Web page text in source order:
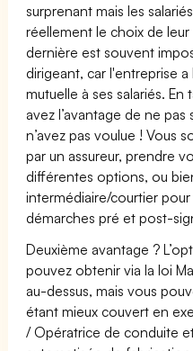
surprenant mais les
réellement le choix de
dernière est souvent
dirigeant, car l'entreprise
mutuelle à ses salariés.
avez l’avantage de ne
n’avez pas voulue ! Vous
par un assureur, prendre
différentes options, ou
intermédiaire/courtier
démarches pré et post-
Deuxième avantage ?
pouvez obtenir via la loi
au-dessus, mais vous
étant mieux couvert en
/ Opératrice de conduite